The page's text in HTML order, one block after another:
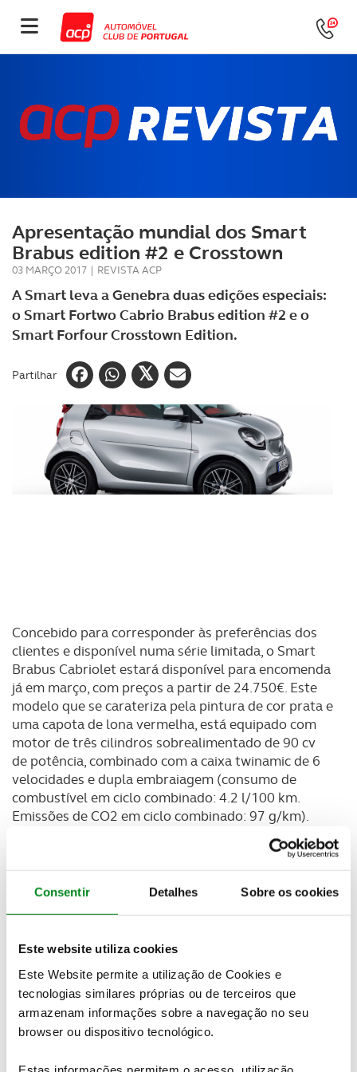
Consentir Detalhes Sobre os cookies
Este website utiliza cookies
Este Website permite a utilização de Cookies e
tecnologias similares próprias ou de terceiros que
armazenam informações sobre a navegação no seu
browser ou dispositivo tecnológico.
Apresentação mundial dos Smart
Brabus edition #2 e Crosstown
03 MARÇO 2017 | REVISTA ACP
A Smart leva a Genebra duas edições especiais:
o Smart Fortwo Cabrio Brabus edition #2 e o
Smart Forfour Crosstown Edition.
Partilhar
Concebido para corresponder às preferências dos
clientes e disponível numa série limitada, o Smart
Brabus Cabriolet estará disponível para encomenda
já em março, com preços a partir de 24.750€. Este
modelo que se carateriza pela pintura de cor prata e
uma capota de lona vermelha, está equipado com
motor de três cilindros sobrealimentado de 90 cv
de potência, combinado com a caixa twinamic de 6
velocidades e dupla embraiagem (consumo de
combustível em ciclo combinado: 4.2 l/100 km.
Emissões de CO2 em ciclo combinado: 97 g/km).